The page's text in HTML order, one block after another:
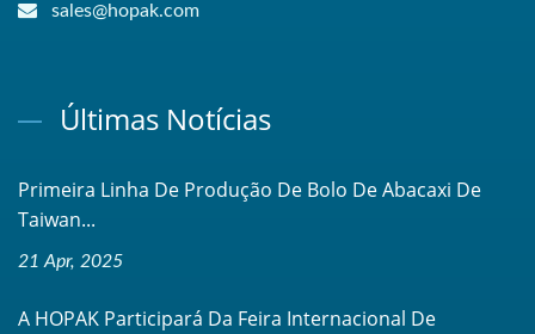
sales@hopak.com
Últimas Notícias
Primeira Linha De Produção De Bolo De Abacaxi De
Taiwan...
21 Apr, 2025
A HOPAK Participará Da Feira Internacional De